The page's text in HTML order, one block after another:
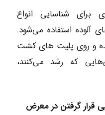
برای شناسایی انواع
آلوده استفاده می‌شود.
و روی پلیت های کشت
که رشد می‌کنند،
قرار گرفتن در معرض